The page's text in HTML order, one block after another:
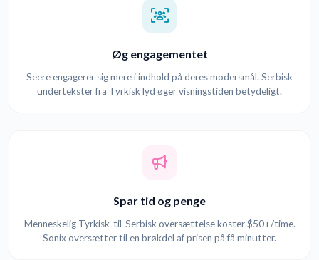
Øg engagementet
Seere engagerer sig mere i indhold på deres modersmål. Serbisk
undertekster fra Tyrkisk lyd øger visningstiden betydeligt.
Spar tid og penge
Menneskelig Tyrkisk-til-Serbisk oversættelse koster $50+/time.
Sonix oversætter til en brøkdel af prisen på få minutter.